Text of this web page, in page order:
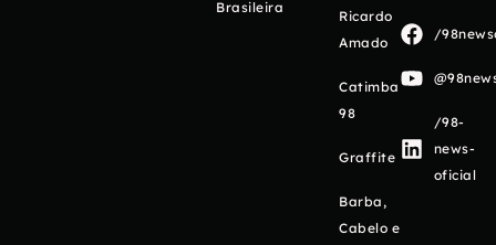
Brasileira
Ricardo
Amado
Catimba
98
Graffite
Barba,
Cabelo e
/
/98-
news-
oficial